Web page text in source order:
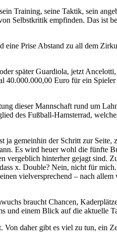
Training, seine Taktik, sein
Selbstkritik empfinden. Das ist
eine Prise Abstand zu all dem
später Guardiola, jetzt
40.000.000,00 Euro für ein
dieser Mannschaft rund um
des Fußball-Hamsterrad,
gemeinhin der Schritt zur
Es wird heuer wohl die fünfte
hinterher gejagt sind.
x. Double? Nein, nicht für
vielversprechend – nach allem
braucht Chancen,
und einem Blick auf die aktuelle
daher gibt es viel zu tun, ein